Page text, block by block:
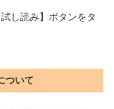
し読み】ボタンをタ
ついて